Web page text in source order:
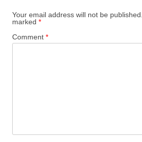
Your email address will not be published.
marked *
Comment *